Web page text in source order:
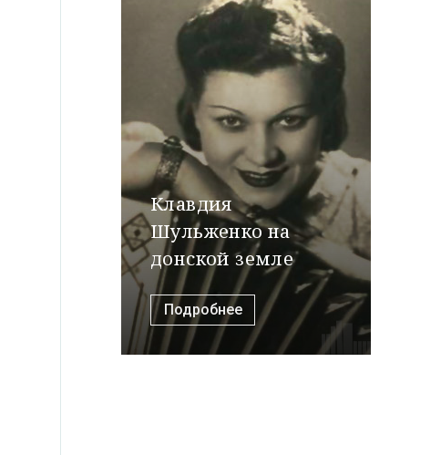
Клавдия
Шульженко на
донской земле
Подробнее